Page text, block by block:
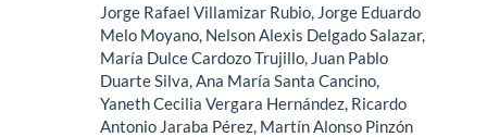
Jorge Rafael Villamizar Rubio, Jorge Eduardo
Melo Moyano, Nelson Alexis Delgado Salazar,
María Dulce Cardozo Trujillo, Juan Pablo
Duarte Silva, Ana María Santa Cancino,
Yaneth Cecilia Vergara Hernández, Ricardo
Antonio Jaraba Pérez, Martín Alonso Pinzón